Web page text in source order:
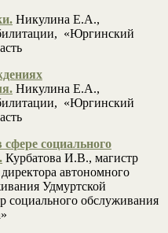
Никулина Е.А.,
«Юргинский
Никулина Е.А.,
«Юргинский
социального
Курбатова И.В., магистр
автономного
Удмуртской
социального обслуживания